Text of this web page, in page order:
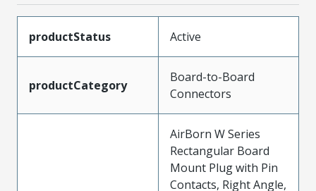
productStatus Active
productCategory
Board-to-Board
Connectors
AirBorn W Series
Rectangular Board
Mount Plug with Pin
Contacts, Right Angle,